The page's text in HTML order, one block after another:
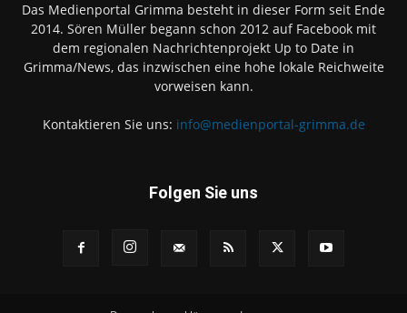
Das Medienportal Grimma besteht in dieser Form seit Ende
2014. Sören Müller begann schon 2012 auf Facebook mit
dem regionalen Nachrichtenprojekt Up to Date in
Grimma/News, das inzwischen eine hohe lokale Reichweite
vorweisen kann.
Kontaktieren Sie uns: info@medienportal-grimma.de
Folgen Sie uns